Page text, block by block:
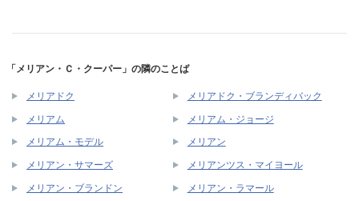
「メリアン・Ｃ・クーパー」の隣のことば
メリアドク メリアドク・ブランディバック
メリアム メリアム・ジョージ
メリアム・モデル メリアン
メリアン・サマーズ メリアンツス・マイヨール
メリアン・ブランドン メリアン・ラマール